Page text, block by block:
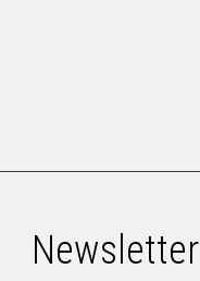
Newsletter